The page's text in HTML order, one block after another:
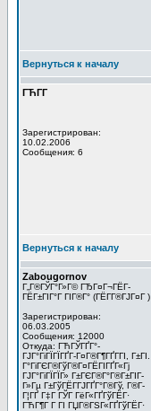
Вернуться к началу
ГЋГ­Г
Зарегистрирован:
10.02.2006
Сообщения: 6
Вернуться к началу
Zabougornov
Г„Г®ГЎГ°Г»Г© ГЂГ¤Г¬ГЁГ­
ГЁГ±ГІГ°Г ГІГ®Г° (ГЁГ­Г®ГЈГ¤Г )
Зарегистрирован:
06.03.2005
Сообщения: 12000
Откуда: ГЋГЎГҐГ°-
ГЈГ°ГіГЇГЇГҐГ­-Г¤Г®Г¶ГҐГ­ГІ, Г±ГІ.
Г°ГіГЄГ®ГўГ®Г¤ГЁГІГҐГ«Гј
ГЈГ°ГіГЇГЇГ» Г±ГЄГ®Г°Г®Г±ГІГ­
Г»Гµ Г±ГўГЁГ­ГЈГҐГ°Г®Гў, Г®Г­
Г¦ГҐ Г‡Г ГЎГ ГёГ«ГҐГўГЁГ·
ГЋГ¶Г Г ГІ ГЏГ®ГЅГ«ГҐГўГЁГ·